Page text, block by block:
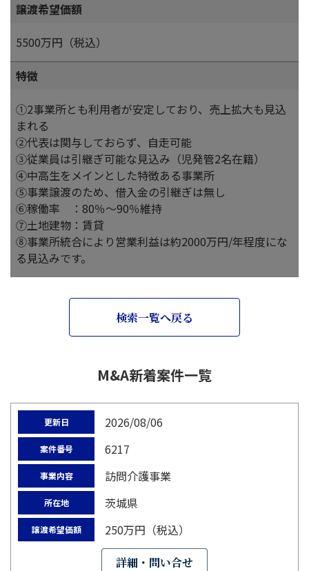
譲渡希望価額
5500万円（税込）
特徴
①2事業所とも利用者が安定しており、売上拡大も見込
まれる
②代表は関与しておらず、自走可能
③従業員は引継ぎ可能な見込み（児発管2名在籍）
④中高生をメインとした特徴ある事業所
⑤事業譲渡のため、借入金の引継ぎは無し
⑥稼働率 ：80％～90％維持
⑦土地建物：賃貸
⑧事業所統合により営業利益は約2000万円/年程度にな
る見込みです。
検索一覧へ戻る
M&A新着案件一覧
更新日 2026/08/06
案件番号 6217
事業内容 訪問介護事業
所在地 茨城県
譲渡希望価額 250万円（税込）
詳細・問い合せ